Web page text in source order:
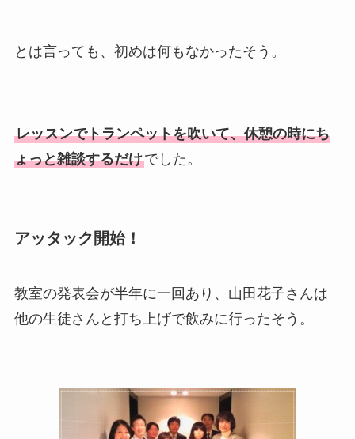
とは言っても、初めは何もなかったそう。
レッスンでトランペットを吹いて、休憩の時にち
ょっと雑談するだけでした。
アッタック開始！
教室の発表会が半年に一回あり、山田花子さんは
他の生徒さんと打ち上げで飲みに行ったそう。